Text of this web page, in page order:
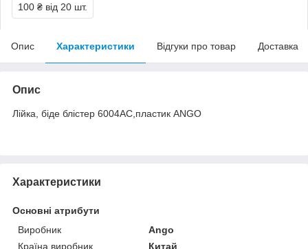
100 ₴ від 20 шт.
Опис Характеристики Відгуки про товар Доставка
Опис
Лійка, біде блістер 6004АС,пластик ANGO
Характеристики
Основні атрибути
Виробник
Ango
Країна виробник
Китай